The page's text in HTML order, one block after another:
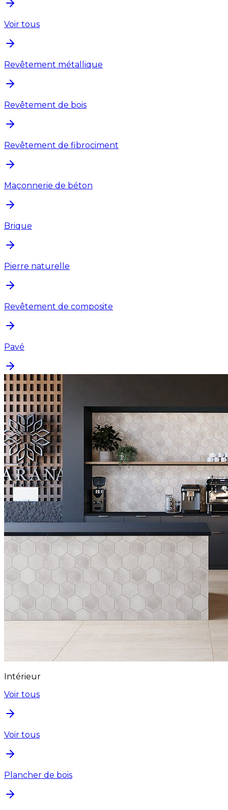
Voir tous
Revêtement métallique
Revêtement de bois
Revêtement de fibrociment
Maçonnerie de béton
Brique
Pierre naturelle
Revêtement de composite
Pavé
Intérieur
Voir tous
Voir tous
Plancher de bois